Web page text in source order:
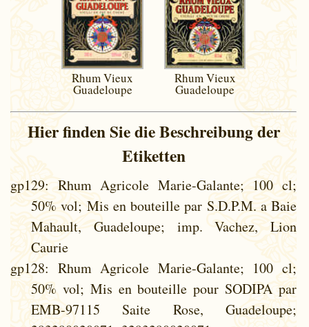
Rhum Vieux
Guadeloupe
Rhum Vieux
Guadeloupe
Hier finden Sie die Beschreibung der
Etiketten
gp129: Rhum Agricole Marie-Galante; 100 cl;
50% vol; Mis en bouteille par S.D.P.M. a Baie
Mahault, Guadeloupe; imp. Vachez, Lion
Caurie
gp128: Rhum Agricole Marie-Galante; 100 cl;
50% vol; Mis en bouteille pour SODIPA par
EMB-97115 Saite Rose, Guadeloupe;